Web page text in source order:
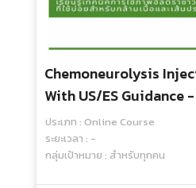
Chemoneurolysis
With US/ES Guidance
Ultrasound Scanning
Targets In Lower
ประเภท : Online Course
ระยะเวลา : -
กลุ่มเป้าหมาย : สำหรับทุกคน